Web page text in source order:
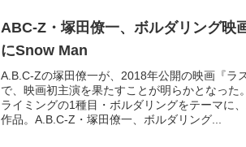
ABC-Z・塚田僚一、ボルダリング映
にSnow Man
A.B.C-Zの塚田僚一が、2018年公開の映画『ラ
で、映画初主演を果たすことが明らかとなった
ライミングの1種目・ボルダリングをテーマに
作品。A.B.C-Z・塚田僚一、ボルダリング...